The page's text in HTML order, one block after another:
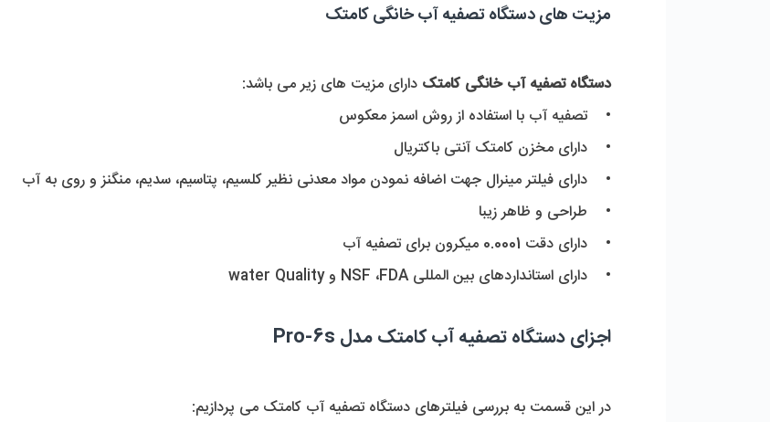
مزیت های دستگاه تصفیه آب خانگی کامتک
دستگاه تصفیه آب خانگی کامتک دارای مزیت های زیر می باشد:
• تصفیه آب با استفاده از روش اسمز معکوس
• دارای مخزن کامتک آنتی باکتریال
• دارای فیلتر مینرال جهت اضافه نمودن مواد معدنی نظیر کلسیم، پتاسیم، سدیم، منگنز و روی به آب
• طراحی و ظاهر زیبا
• دارای دقت 0.0001 میکرون برای تصفیه آب
• دارای استانداردهای بین المللی NSF ،FDA و water Quality
اجزای دستگاه تصفیه آب کامتک مدل Pro-6s
در این قسمت به بررسی فیلترهای دستگاه تصفیه آب کامتک می پردازیم: